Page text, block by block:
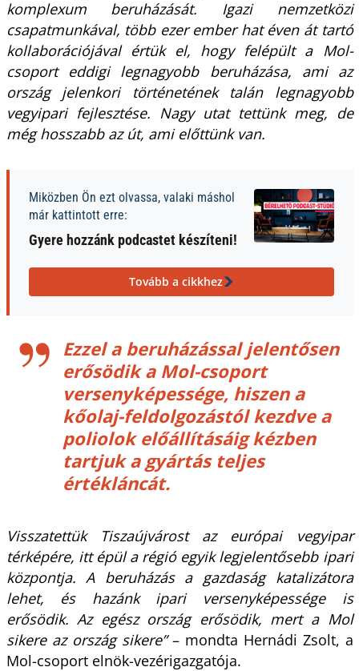
komplexum beruházását. Igazi nemzetközi
csapatmunkával, több ezer ember hat éven át tartó
kollaborációjával értük el, hogy felépült a Mol-
csoport eddigi legnagyobb beruházása, ami az
ország jelenkori történetének talán legnagyobb
vegyipari fejlesztése. Nagy utat tettünk meg, de
még hosszabb az út, ami előttünk van.
Miközben Ön ezt olvassa, valaki máshol
már kattintott erre:
Gyere hozzánk podcastet készíteni!
Tovább a cikkhez
Ezzel a beruházással jelentősen
erősödik a Mol-csoport
versenyképessége, hiszen a
kőolaj-feldolgozástól kezdve a
poliolok előállításáig kézben
tartjuk a gyártás teljes
értékláncát.
Visszatettük Tiszaújvárost az európai vegyipar
térképére, itt épül a régió egyik legjelentősebb ipari
központja. A beruházás a gazdaság katalizátora
lehet, és hazánk ipari versenyképessége is
erősödik. Az egész ország erősödik, mert a Mol
sikere az ország sikere”– mondta Hernádi Zsolt, a
Mol-csoport elnök-vezérigazgatója.